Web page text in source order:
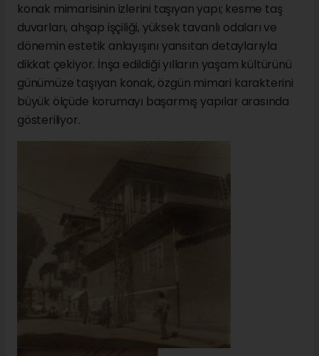
konak mimarisinin izlerini taşıyan yapı; kesme taş
duvarları, ahşap işçiliği, yüksek tavanlı odaları ve
dönemin estetik anlayışını yansıtan detaylarıyla
dikkat çekiyor. İnşa edildiği yılların yaşam kültürünü
günümüze taşıyan konak, özgün mimari karakterini
büyük ölçüde korumayı başarmış yapılar arasında
gösteriliyor.